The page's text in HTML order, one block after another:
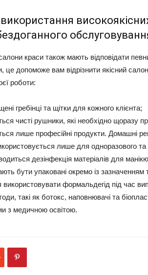
краси також мають відповідати
це допоможе вам відрізнити якісний
роботи:
гребінці та щітки для кожного клієнта;
чисті рушники, які необхідно щоразу
лише професійні продукти. Домашні
лише для одноразового
дезінфекція матеріалів для
бути упаковані окремо із зазначенням
використовувати формальдегід під час
такі як ботокс, наповнювачі та
з медичною освітою.